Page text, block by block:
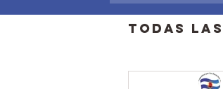
Todas